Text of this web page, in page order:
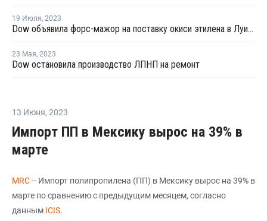
19 Июля, 2023
Dow объявила форс-мажор на поставку окиси этилена в Луизиане
23 Мая, 2023
Dow остановила производство ЛПНП на ремонт
13 Июня, 2023
Импорт ПП в Мексику вырос на 39% в
марте
MRC-- Импорт полипропилена (ПП) в Мексику вырос на 39% в
марте по сравнению с предыдущим месяцем, согласно
данным ICIS.